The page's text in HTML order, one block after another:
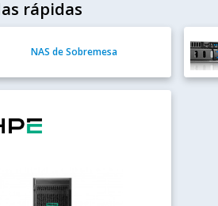
rápidas
NAS de Sobremesa